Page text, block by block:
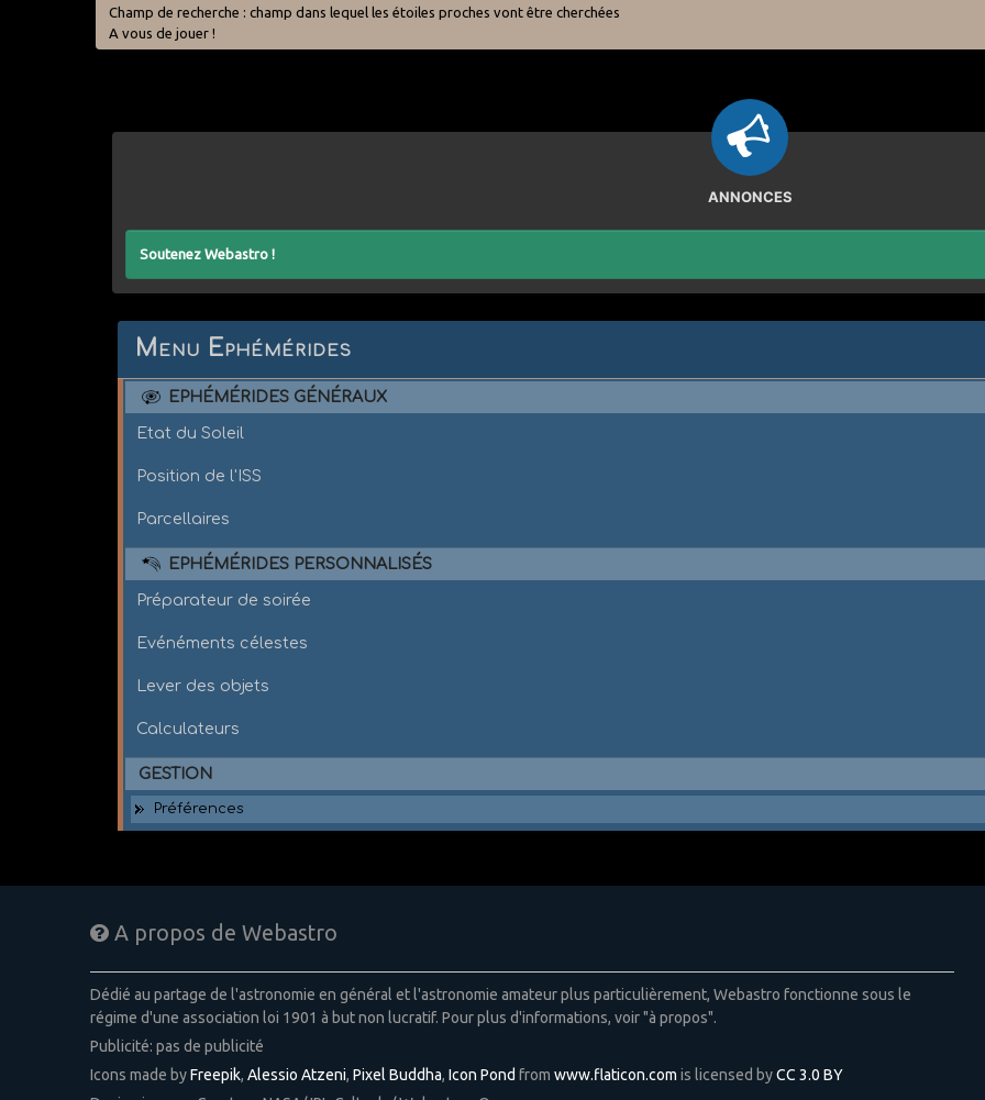
Champ de recherche : champ dans lequel les étoiles proches vont être cherchées
A vous de jouer !
ANNONCES
Soutenez Webastro !
Menu Ephémérides
EPHÉMÉRIDES GÉNÉRAUX
Etat du Soleil
Position de l'ISS
Parcellaires
EPHÉMÉRIDES PERSONNALISÉS
Préparateur de soirée
Evénéments célestes
Lever des objets
Calculateurs
GESTION
Préférences
A propos de Webastro
Dédié au partage de l'astronomie en général et l'astronomie amateur plus particulièrement, Webastro fonctionne sous le
régime d'une association loi 1901 à but non lucratif. Pour plus d'informations, voir "à propos".
Publicité: pas de publicité
Icons made byFreepik, Alessio Atzeni, Pixel Buddha, Icon Pond from www.flaticon.com is licensed byCC 3.0 BY